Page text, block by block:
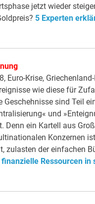
jetzt wieder
5 Experten
Euro-Krise,
wie diese für
Geschehnisse sind Teil
und
Denn ein Kartell aus
Konzernen
zulasten der einfachen
Ressourcen in